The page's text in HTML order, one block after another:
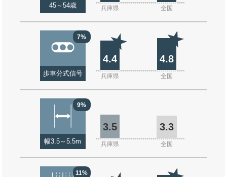
45～54歳 兵庫県 全国
7%
歩車分式信号
4.4 4.8
兵庫県 全国
9%
幅3.5～5.5m
3.5 3.3
兵庫県 全国
11%